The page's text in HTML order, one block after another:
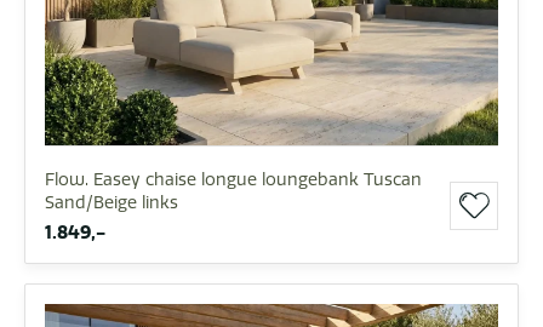
Flow. Easey chaise longue loungebank Tuscan
Sand/Beige links
1.849,-